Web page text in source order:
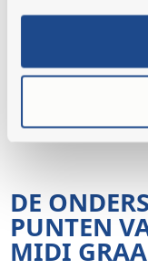
zicht
inzetbaar
DE
PUNTEN
MIDI